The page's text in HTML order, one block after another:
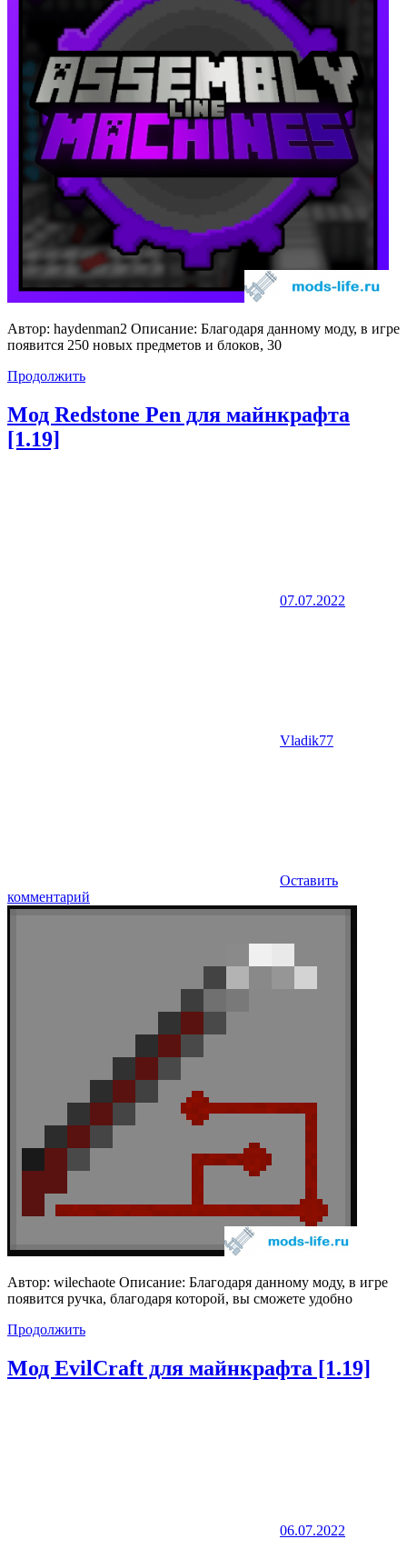
Автор: haydenman2 Описание: Благодаря данному моду, в игре
появится 250 новых предметов и блоков, 30
Продолжить
Мод Redstone Pen для майнкрафта
[1.19]
07.07.2022
Vladik77
Оставить
комментарий
Автор: wilechaote Описание: Благодаря данному моду, в игре
появится ручка, благодаря которой, вы сможете удобно
Продолжить
Мод EvilCraft для майнкрафта [1.19]
06.07.2022